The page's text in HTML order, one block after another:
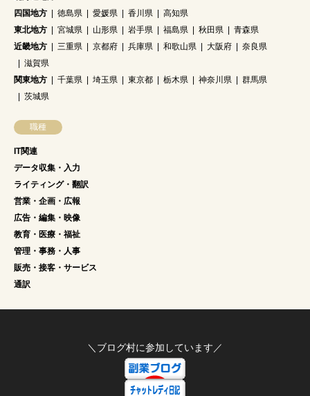
四国地方
徳島県 愛媛県 香川県
高知県
東北地方
宮城県 山形県 岩手県 福島県 秋田県
青森県
近畿地方
三重県 京都府 兵庫県 和歌山県 大阪府
奈良県
滋賀県
関東地方
千葉県 埼玉県 東京都 栃木県 神奈川県
群馬県
茨城県
職種
IT関連
データ収集・入力
ライティング・翻訳
営業・企画・広報
広告・編集・映像
教育・医療・福祉
管理・事務・人事
販売・接客・サービス
通訳
＼ブログ村に参加しています／